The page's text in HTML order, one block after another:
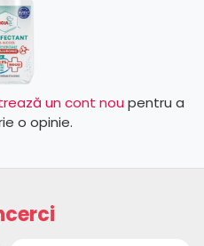
un cont nou pentru a
o opinie.